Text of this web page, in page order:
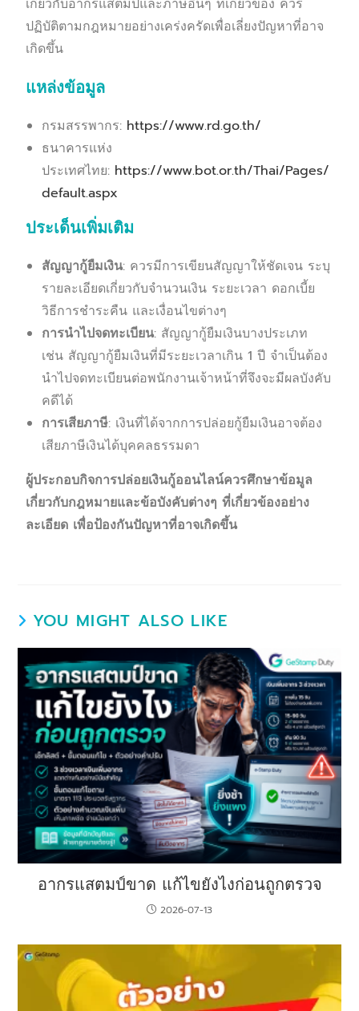
เกี่ยวกับอากรแสตมป์และภาษีอื่นๆ ที่เกี่ยวข้อง ควร
ปฏิบัติตามกฎหมายอย่างเคร่งครัดเพื่อเลี่ยงปัญหาที่อาจ
เกิดขึ้น
แหล่งข้อมูล
กรมสรรพากร: https://www.rd.go.th/
ธนาคารแห่ง
ประเทศไทย: https://www.bot.or.th/Thai/Pages/
default.aspx
ประเด็นเพิ่มเติม
สัญญากู้ยืมเงิน: ควรมีการเขียนสัญญาให้ชัดเจน ระบุ
รายละเอียดเกี่ยวกับจำนวนเงิน ระยะเวลา ดอกเบี้ย
วิธีการชำระคืน และเงื่อนไขต่างๆ
การนำไปจดทะเบียน: สัญญากู้ยืมเงินบางประเภท
เช่น สัญญากู้ยืมเงินที่มีระยะเวลาเกิน 1 ปี จำเป็นต้อง
นำไปจดทะเบียนต่อพนักงานเจ้าหน้าที่จึงจะมีผลบังคับ
คดีได้
การเสียภาษี: เงินที่ได้จากการปล่อยกู้ยืมเงินอาจต้อง
เสียภาษีเงินได้บุคคลธรรมดา
ผู้ประกอบกิจการปล่อยเงินกู้ออนไลน์ควรศึกษาข้อมูล
เกี่ยวกับกฎหมายและข้อบังคับต่างๆ ที่เกี่ยวข้องอย่าง
ละเอียด เพื่อป้องกันปัญหาที่อาจเกิดขึ้น
YOU MIGHT ALSO LIKE
อากรแสตมป์ขาด แก้ไขยังไงก่อนถูกตรวจ
2026-07-13